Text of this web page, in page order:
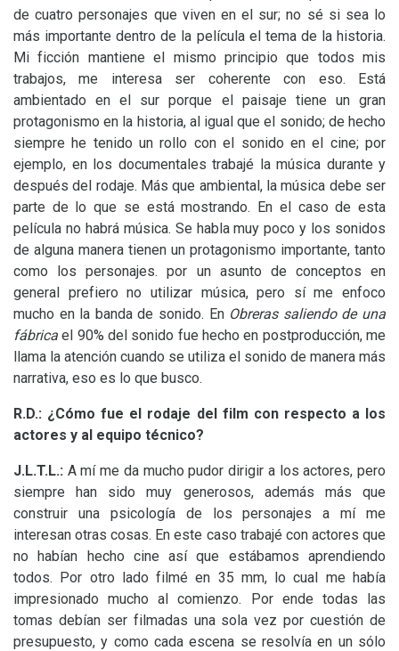
de cuatro personajes que viven en el sur; no sé si sea lo
más importante dentro de la película el tema de la historia.
Mi ficción mantiene el mismo principio que todos mis
trabajos, me interesa ser coherente con eso. Está
ambientado en el sur porque el paisaje tiene un gran
protagonismo en la historia, al igual que el sonido; de hecho
siempre he tenido un rollo con el sonido en el cine; por
ejemplo, en los documentales trabajé la música durante y
después del rodaje. Más que ambiental, la música debe ser
parte de lo que se está mostrando. En el caso de esta
película no habrá música. Se habla muy poco y los sonidos
de alguna manera tienen un protagonismo importante, tanto
como los personajes. por un asunto de conceptos en
general prefiero no utilizar música, pero sí me enfoco
mucho en la banda de sonido. En Obreras saliendo de una
fábrica el 90% del sonido fue hecho en postproducción, me
llama la atención cuando se utiliza el sonido de manera más
narrativa, eso es lo que busco.
R.D.: ¿Cómo fue el rodaje del film con respecto a los
actores y al equipo técnico?
J.L.T.L.: A mí me da mucho pudor dirigir a los actores, pero
siempre han sido muy generosos, además más que
construir una psicología de los personajes a mí me
interesan otras cosas. En este caso trabajé con actores que
no habían hecho cine así que estábamos aprendiendo
todos. Por otro lado filmé en 35 mm, lo cual me había
impresionado mucho al comienzo. Por ende todas las
tomas debían ser filmadas una sola vez por cuestión de
presupuesto, y como cada escena se resolvía en un sólo